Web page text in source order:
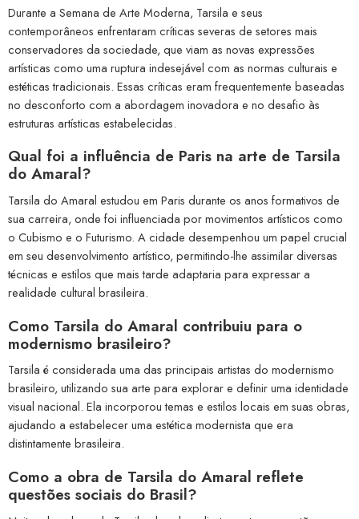
Durante a Semana de Arte Moderna, Tarsila e seus
contemporâneos enfrentaram críticas severas de setores mais
conservadores da sociedade, que viam as novas expressões
artísticas como uma ruptura indesejável com as normas culturais e
estéticas tradicionais. Essas críticas eram frequentemente baseadas
no desconforto com a abordagem inovadora e no desafio às
estruturas artísticas estabelecidas.
Qual foi a influência de Paris na arte de Tarsila
do Amaral?
Tarsila do Amaral estudou em Paris durante os anos formativos de
sua carreira, onde foi influenciada por movimentos artísticos como
o Cubismo e o Futurismo. A cidade desempenhou um papel crucial
em seu desenvolvimento artístico, permitindo-lhe assimilar diversas
técnicas e estilos que mais tarde adaptaria para expressar a
realidade cultural brasileira.
Como Tarsila do Amaral contribuiu para o
modernismo brasileiro?
Tarsila é considerada uma das principais artistas do modernismo
brasileiro, utilizando sua arte para explorar e definir uma identidade
visual nacional. Ela incorporou temas e estilos locais em suas obras,
ajudando a estabelecer uma estética modernista que era
distintamente brasileira.
Como a obra de Tarsila do Amaral reflete
questões sociais do Brasil?